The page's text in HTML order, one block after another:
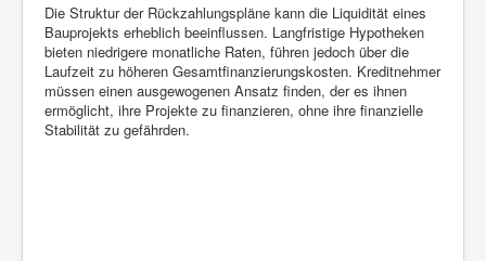
Die Struktur der Rückzahlungspläne kann die Liquidität eines
Bauprojekts erheblich beeinflussen. Langfristige Hypotheken
bieten niedrigere monatliche Raten, führen jedoch über die
Laufzeit zu höheren Gesamtfinanzierungskosten. Kreditnehmer
müssen einen ausgewogenen Ansatz finden, der es ihnen
ermöglicht, ihre Projekte zu finanzieren, ohne ihre finanzielle
Stabilität zu gefährden.